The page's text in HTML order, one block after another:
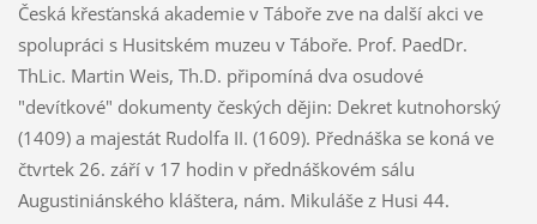
Česká křesťanská akademie v Táboře zve na další akci ve
spolupráci s Husitském muzeu v Táboře. Prof. PaedDr.
ThLic. Martin Weis, Th.D. připomíná dva osudové
"devítkové" dokumenty českých dějin: Dekret kutnohorský
(1409) a majestát Rudolfa II. (1609). Přednáška se koná ve
čtvrtek 26. září v 17 hodin v přednáškovém sálu
Augustiniánského kláštera, nám. Mikuláše z Husi 44.